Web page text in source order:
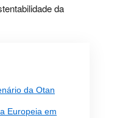
da
da Otan
Europeia em